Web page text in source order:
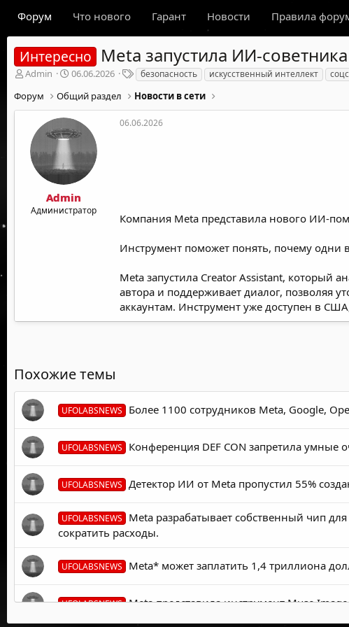
Форум Что нового Гарант Новости Правила
Интересно Meta запустила ИИ-
А
т
о
м
Admin
Д
т
а
н
а
а
л
а
06.06.2026
Т
е
г
и
безопасность искусственный интеллект
Форум Общий раздел Новости в сети
Admin
Администратор
06.06.2026
Компания Meta представила нового ИИ-
Инструмент поможет понять, почему одни
Meta запустила Creator Assistant, который
автора и поддерживает диалог, позволяя
аккаунтам. Инструмент уже доступен в
Похожие темы
UFOLABSNEWS Более 1100 сотрудников Meta, Google,
UFOLABSNEWS Конференция DEF CON запретила умные
UFOLABSNEWS Детектор ИИ от Meta пропустил 55%
UFOLABSNEWS
Meta разрабатывает собственный чип
сократить расходы.
UFOLABSNEWS Meta* может заплатить 1,4 триллиона
UFOLABSNEWS Meta представила инструмент Muse